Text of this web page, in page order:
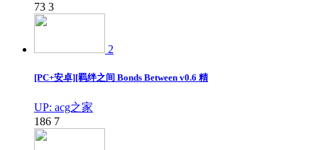
73 3
2
[PC+安卓][羁绊之间 Bonds Between v0.6 精
UP: acg之家
186 7